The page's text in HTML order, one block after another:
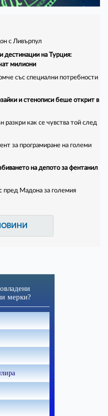
с Ливърпул
дестинации на Турция:
милиони
със специални потребности
и стенописи беше открит в
как се чувства той след
за програмиране на големи
на депото за фентанил
пред Мадона за големия